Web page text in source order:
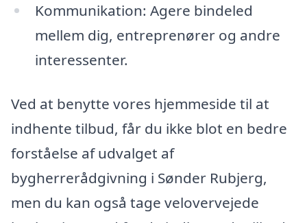
Kommunikation: Agere bindeled
mellem dig, entreprenører og andre
interessenter.
Ved at benytte vores hjemmeside til at
indhente tilbud, får du ikke blot en bedre
forståelse af udvalget af
bygherrerådgivning i Sønder Rubjerg,
men du kan også tage velovervejede